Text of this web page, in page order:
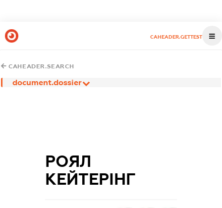
CAHEADER.GETTEST
CAHEADER.SEARCH
document.dossier
РОЯЛ
КЕЙТЕРІНГ